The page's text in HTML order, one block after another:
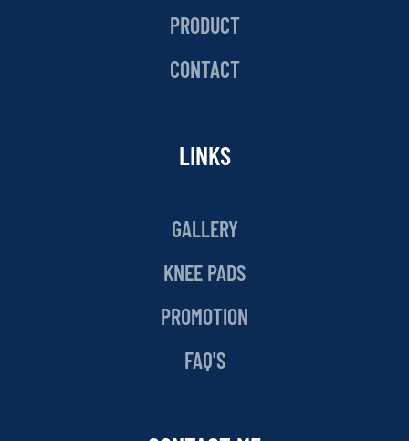
PRODUCT
CONTACT
LINKS
GALLERY
KNEE PADS
PROMOTION
FAQ'S